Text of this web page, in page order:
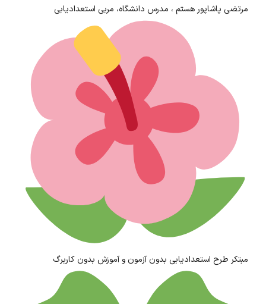
مرتضی پاشاپور هستم ، مدرس دانشگاه، مربی استعدادیابی
مبتکر طرح استعدادیابی بدون آزمون و آموزش بدون کاربرگ